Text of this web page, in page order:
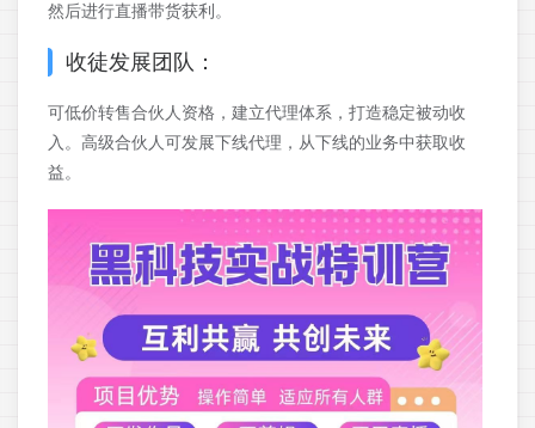
然后进行直播带货获利。
收徒发展团队：
可低价转售合伙人资格，建立代理体系，打造稳定被动收
入。高级合伙人可发展下线代理，从下线的业务中获取收
益。